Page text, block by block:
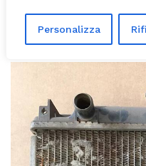
Personalizza
radiatore per